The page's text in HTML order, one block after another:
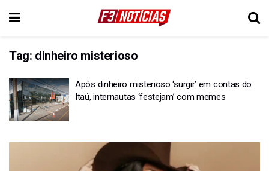
Tag: dinheiro misterioso
Após dinheiro misterioso ‘surgir’ em contas do
Itaú, internautas ‘festejam’ com memes